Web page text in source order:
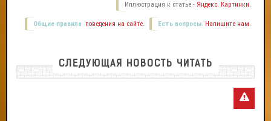
Иллюстрация к статье - Яндекс. Картинки.
Есть вопросы. Напишите нам.
Общие правила поведения на сайте.
СЛЕДУЮЩАЯ НОВОСТЬ ЧИТАТЬ